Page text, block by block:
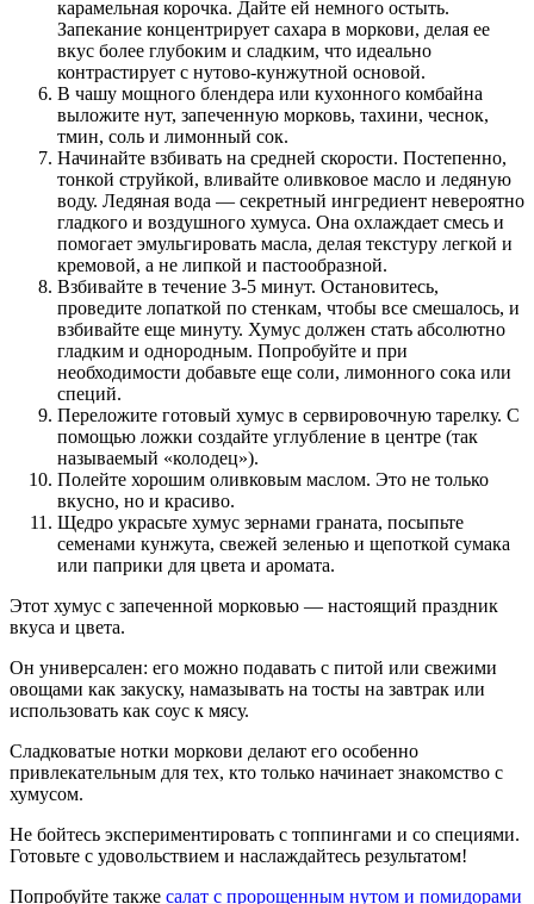
карамельная корочка. Дайте ей немного остыть.
Запекание концентрирует сахара в моркови, делая ее
вкус более глубоким и сладким, что идеально
контрастирует с нутово-кунжутной основой.
В чашу мощного блендера или кухонного комбайна
выложите нут, запеченную морковь, тахини, чеснок,
тмин, соль и лимонный сок.
Начинайте взбивать на средней скорости. Постепенно,
тонкой струйкой, вливайте оливковое масло и ледяную
воду. Ледяная вода — секретный ингредиент невероятно
гладкого и воздушного хумуса. Она охлаждает смесь и
помогает эмульгировать масла, делая текстуру легкой и
кремовой, а не липкой и пастообразной.
Взбивайте в течение 3-5 минут. Остановитесь,
проведите лопаткой по стенкам, чтобы все смешалось, и
взбивайте еще минуту. Хумус должен стать абсолютно
гладким и однородным. Попробуйте и при
необходимости добавьте еще соли, лимонного сока или
специй.
Переложите готовый хумус в сервировочную тарелку. С
помощью ложки создайте углубление в центре (так
называемый «колодец»).
Полейте хорошим оливковым маслом. Это не только
вкусно, но и красиво.
Щедро украсьте хумус зернами граната, посыпьте
семенами кунжута, свежей зеленью и щепоткой сумака
или паприки для цвета и аромата.
Этот хумус с запеченной морковью — настоящий праздник
вкуса и цвета.
Он универсален: его можно подавать с питой или свежими
овощами как закуску, намазывать на тосты на завтрак или
использовать как соус к мясу.
Сладковатые нотки моркови делают его особенно
привлекательным для тех, кто только начинает знакомство с
хумусом.
Не бойтесь экспериментировать с топпингами и со специями.
Готовьте с удовольствием и наслаждайтесь результатом!
Попробуйте также салат с пророщенным нутом и помидорами